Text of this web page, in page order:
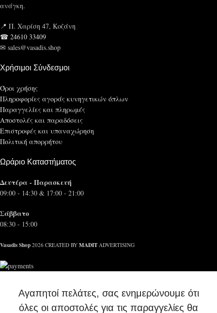
ανάγκη.
📍 Π. Χαρίση 47, Κοζάνη
☎ 24610 33409
✉ sales@vasadis.shop
Χρήσιμοι Σύνδεσμοι
Όροι χρήσης
Πληροφορίες αγοράς κυνηγετικών όπλων
Παραγγελίες και πληρωμές
Αποστολές και παραδόσεις
Επιστροφές και υπαναχώρηση
Πολιτική απορρήτου
Ωράριο Καταστήματος
Δευτέρα - Παρασκευή
09:00 - 14:30 & 17:00 - 21:00
Σάββατο
08:30 - 15:00
Vasadis Shop 2026 CREATED BY MADIT ADVERTISING
Αγαπητοί πελάτες, σας ενημερώνουμε ότι
όλες οι αποστολές για τις παραγγελίες θα